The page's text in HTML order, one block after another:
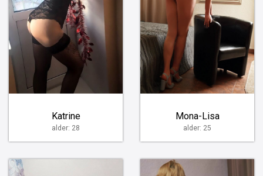
Katrine
alder: 28
Mona-Lisa
alder: 25